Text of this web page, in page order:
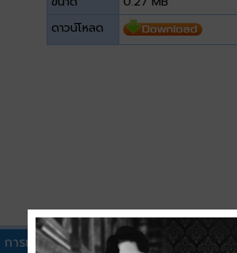
ดาวน์โหลด
การเปลี่ยนแปลงคำชี้แจงงบประมาณรายจ่าย